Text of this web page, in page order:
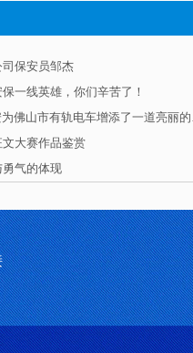
保安员邹杰
一线英雄，你们辛苦了！
高温“
大赛作品鉴赏
气的体现